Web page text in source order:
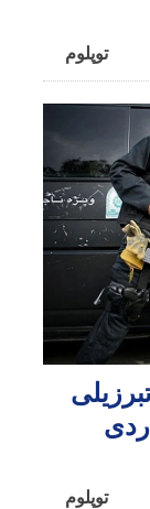
توپلوم
توپلوم